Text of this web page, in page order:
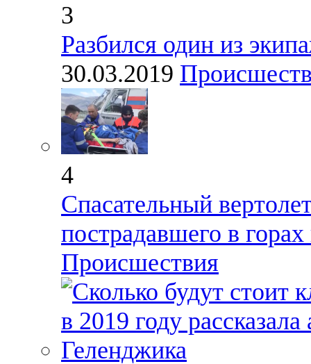
3
Разбился один из
30.03.2019
4
Спасательный
пострадавшего в
Происшествия